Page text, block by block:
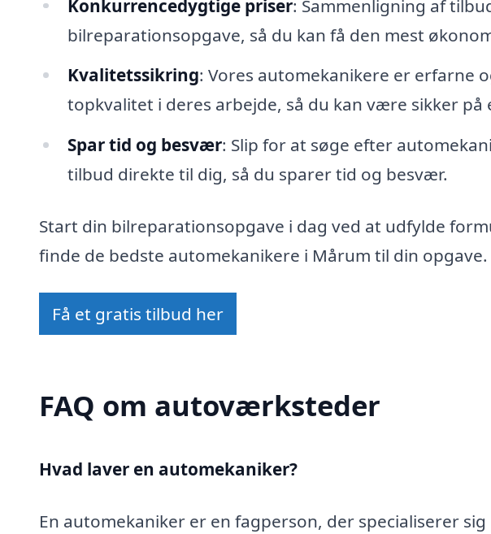
Konkurrencedygtige priser: Sammenligning af
bilreparationsopgave, så du kan få den mest
Kvalitetssikring: Vores automekanikere er erfarne
topkvalitet i deres arbejde, så du kan være sikker
Spar tid og besvær: Slip for at søge efter
tilbud direkte til dig, så du sparer tid og besvær.
Start din bilreparationsopgave i dag ved at udfylde
finde de bedste automekanikere i Mårum til din opgave.
Få et gratis tilbud her
FAQ om autoværksteder
Hvad laver en automekaniker?
En automekaniker er en fagperson, der specialiserer